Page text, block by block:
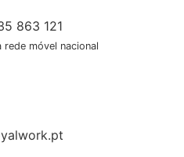
863 121
rede móvel nacional